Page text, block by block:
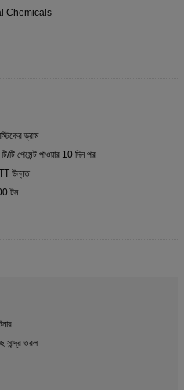
Chemicals
ড্রাম
টি পেমেন্ট পাওয়ার 10 দিন পর
TT উন্নত
টন
সান্দ্র তরল